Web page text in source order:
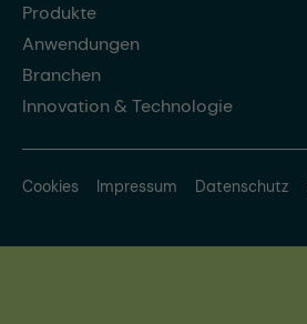
Produkte
Anwendungen
Branchen
Innovation & Technologie
Cookies Impressum Datenschutz